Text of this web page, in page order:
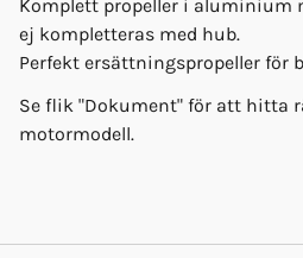
Komplett propeller i aluminium
ej kompletteras med hub.
Perfekt ersättningspropeller för
Se flik "Dokument" för att hitta
motormodell.